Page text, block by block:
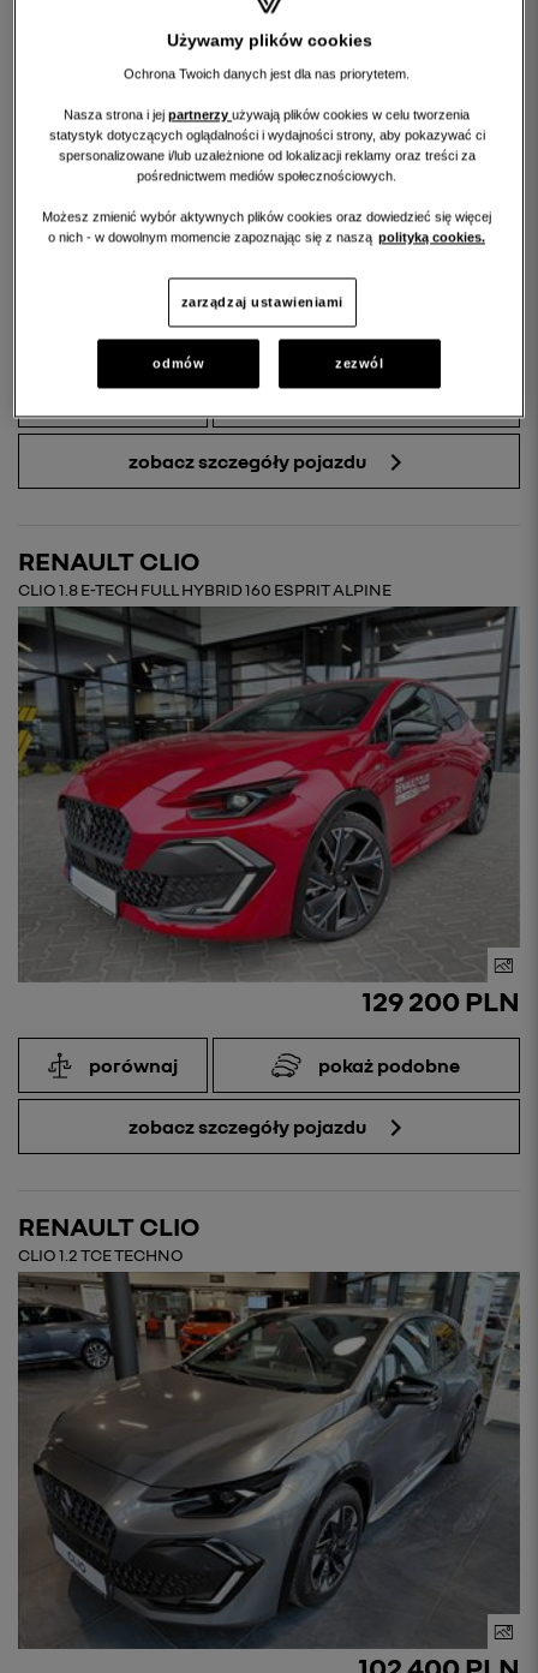
96 900 PLN
zobacz szczegóły pojazdu
RENAULT CLIO
CLIO 1.8 E-TECH FULL HYBRID 160 ESPRIT ALPINE
129 200 PLN
porównaj pokaż podobne
zobacz szczegóły pojazdu
RENAULT CLIO
CLIO 1.2 TCE TECHNO
102 400 PLN
Używamy plików cookies
Ochrona Twoich danych jest dla nas priorytetem.
Nasza strona i jej partnerzy używają plików cookies w celu tworzenia
statystyk dotyczących oglądalności i wydajności strony, aby pokazywać ci
spersonalizowane i/lub uzależnione od lokalizacji reklamy oraz treści za
pośrednictwem mediów społecznościowych.
Możesz zmienić wybór aktywnych plików cookies oraz dowiedzieć się więcej
o nich - w dowolnym momencie zapoznając się z naszą polityką cookies.
zarządzaj ustawieniami
odmów zezwól